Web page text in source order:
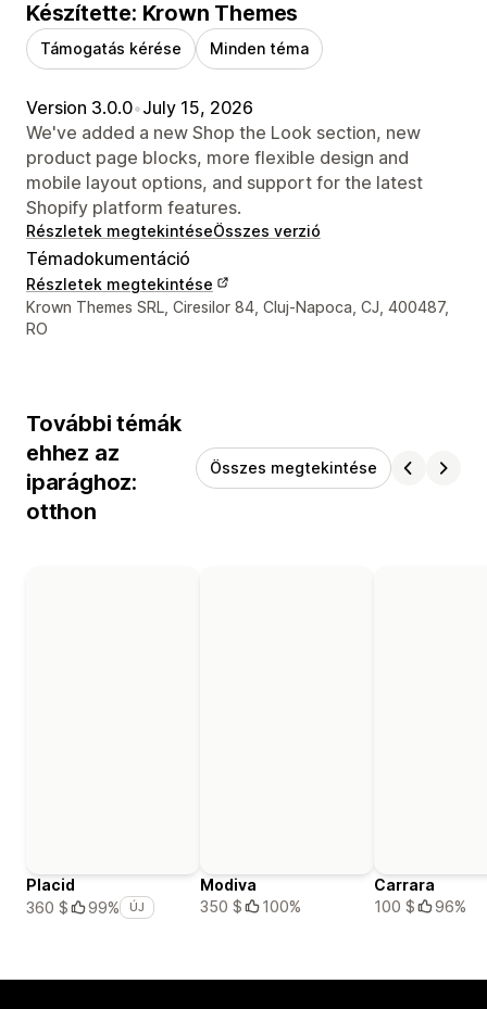
Készítette: Krown Themes
Támogatás kérése Minden téma
Version 3.0.0•July 15, 2026
We've added a new Shop the Look section, new
product page blocks, more flexible design and
mobile layout options, and support for the latest
Shopify platform features.
Részletek megtekintéseÖsszes verzió
Témadokumentáció
Részletek megtekintése
Dizájner kapcsolattartási adatai
Krown Themes SRL, Ciresilor 84, Cluj-Napoca, CJ, 400487,
RO
További témák
ehhez az
iparághoz:
otthon
Összes megtekintése
Placid
360 $
99% ÚJ
Modiva
350 $
100%
Carrara
100 $
96%